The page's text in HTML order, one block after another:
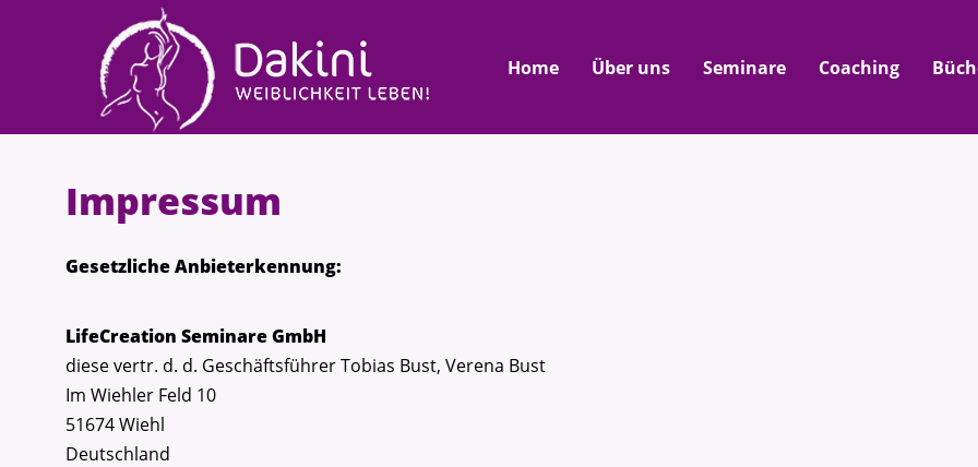
Home Über uns Seminare Coaching
Impressum
Gesetzliche Anbieterkennung:
LifeCreation Seminare GmbH
diese vertr. d. d. Geschäftsführer Tobias Bust, Verena Bust
Im Wiehler Feld 10
51674 Wiehl
Deutschland